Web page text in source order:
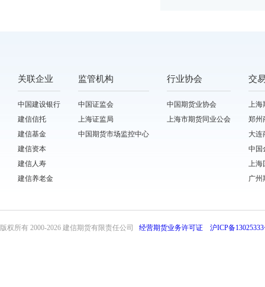
关联企业
中国建设银行
建信信托
建信基金
建信资本
建信人寿
建信养老金
监管机构
中国证监会
上海证监局
中国期货市场监控中心
行业协会
中国期货业协会
上海市期货同业公会
交
上海
郑州
大连
中国
上海
广州
版权所有 2000-2026 建信期货有限责任公司 经营期货业务许可证 沪ICP备